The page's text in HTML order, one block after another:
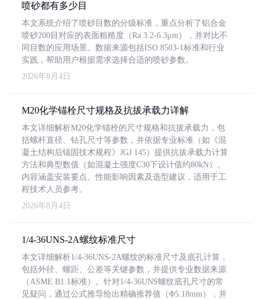
喷砂都有多少目
本文系统介绍了喷砂目数的分级标准，重点分析了铝合金
喷砂200目对应的表面粗糙度（Ra 3.2-6.3μm），并对比不
同目数的应用场景。数据来源包括ISO 8503-1标准和行业
实践，帮助用户根据需求选择合适的喷砂参数。
2026年8月4日
M20化学锚栓尺寸规格及抗拔承载力详解
本文详细解析M20化学锚栓的尺寸规格和抗拔承载力，包
括螺杆直径、钻孔尺寸等参数，并依据专业标准（如《混
凝土结构后锚固技术规程》JGJ 145）提供抗拔承载力计算
方法和典型数值（如混凝土强度C30下设计值约80kN）。
内容涵盖安装要点、性能影响因素及选型建议，适用于工
程技术人员参考。
2026年8月4日
1/4-36UNS-2A螺纹标准尺寸
本文详细解析1/4-36UNS-2A螺纹的标准尺寸及底孔计算，
包括外径、螺距、公差等关键参数，并提供专业数据来源
（ASME B1.1标准）。针对1/4-36UNS螺纹底孔尺寸的常
见疑问，通过公式推导给出精确推荐值（Φ5.18mm），并